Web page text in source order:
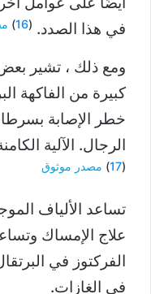
في هذا الصدد. (
16
)
ومع ذلك ، تشير
كبيرة من الفاكهة
خطر الإصابة
الرجال. الآلية
(
17
) مصدر موثوق
تساعد الألياف
علاج الإمساك
الفركتوز في
في الغازات.